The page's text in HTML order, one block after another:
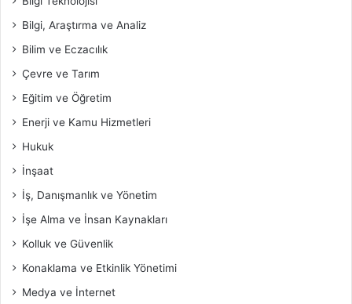
Bilgi, Araştırma ve Analiz
Bilim ve Eczacılık
Çevre ve Tarım
Eğitim ve Öğretim
Enerji ve Kamu Hizmetleri
Hukuk
İnşaat
İş, Danışmanlık ve Yönetim
İşe Alma ve İnsan Kaynakları
Kolluk ve Güvenlik
Konaklama ve Etkinlik Yönetimi
Medya ve İnternet